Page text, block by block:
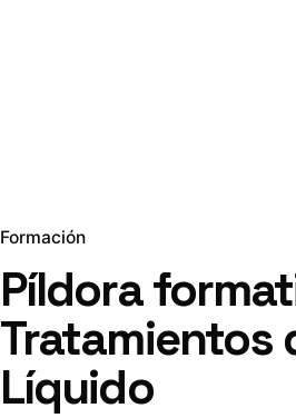
Formación
Píldora
Tratamientos
Líquido